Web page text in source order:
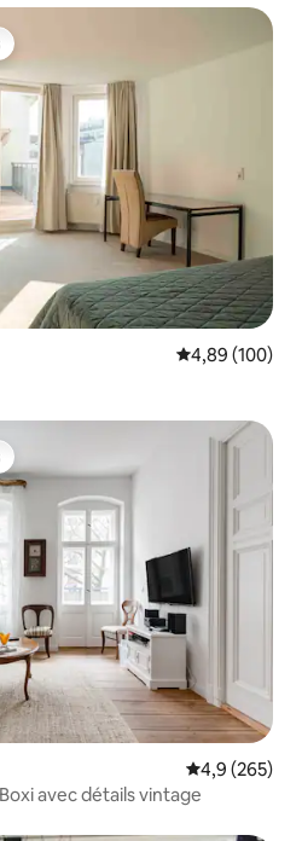
Évaluation
4,89 (100)
Évaluation
4,9 (265)
avec détails vintage